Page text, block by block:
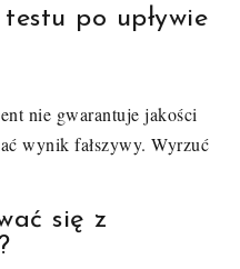
po upływie
nie gwarantuje jakości
wynik fałszywy. Wyrzuć
się z